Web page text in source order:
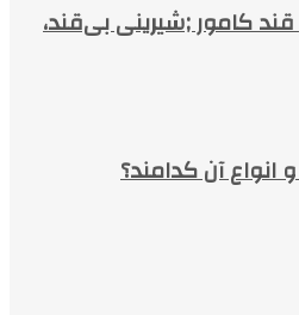
کامور ;شیرینی بی‌قند،
آن کدامند؟